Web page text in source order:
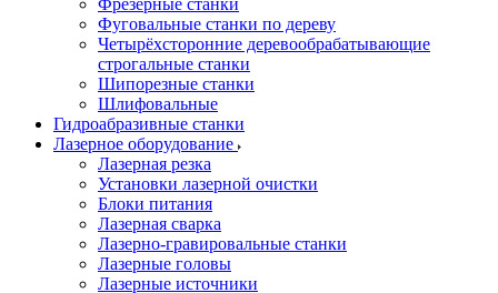
Фрезерные станки
Фуговальные станки по дереву
Четырёхсторонние деревообрабатывающие
строгальные станки
Шипорезные станки
Шлифовальные
Гидроабразивные станки
Лазерное оборудование
Лазерная резка
Установки лазерной очистки
Блоки питания
Лазерная сварка
Лазерно-гравировальные станки
Лазерные головы
Лазерные источники